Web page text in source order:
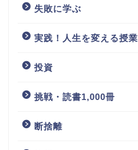
失敗に学ぶ
実践！人生を変える授業
投資
挑戦・読書1,000冊
断捨離